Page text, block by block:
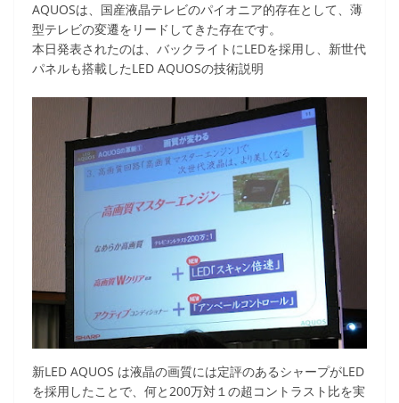
AQUOSは、国産液晶テレビのパイオニア的存在として、薄
型テレビの変遷をリードしてきた存在です。
本日発表されたのは、バックライトにLEDを採用し、新世代
パネルも搭載したLED AQUOSの技術説明
新LED AQUOS は液晶の画質には定評のあるシャープがLED
を採用したことで、何と200万対１の超コントラスト比を実